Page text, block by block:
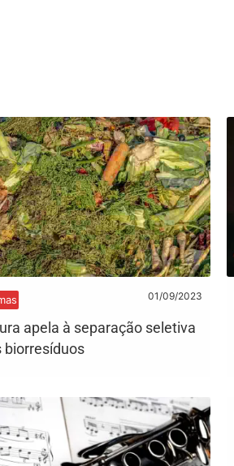
01/09/2023
apela à separação seletiva
biorresíduos